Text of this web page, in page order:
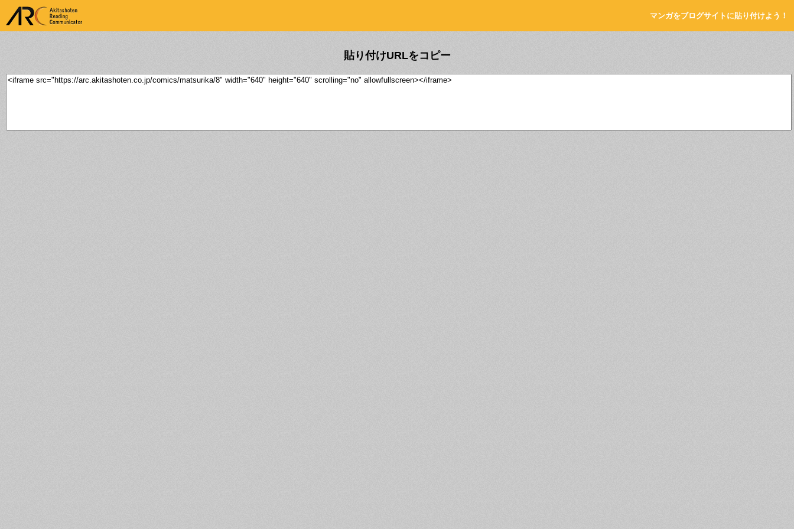
ARK Akitashoten Reading
マンガをブログサイトに貼り付けよう！
貼り付けURLをコピー